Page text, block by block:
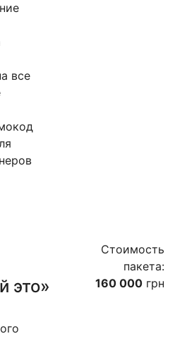
все
это»
Стоимость
пакета:
160 000 грн